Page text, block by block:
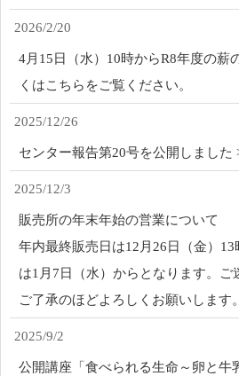
2026/2/20
4月15日（水）10時からR8年度の薪
くはこちらをご覧ください。
2025/12/26
センター報告第20号を公開しました
2025/12/3
販売所の年末年始の営業について
年内最終販売日は12月26日（金）
は1月7日（水）からとなります。ご
ご了承のほどよろしくお願いします。
2025/9/2
公開講座「食べられる生命～卵と牛